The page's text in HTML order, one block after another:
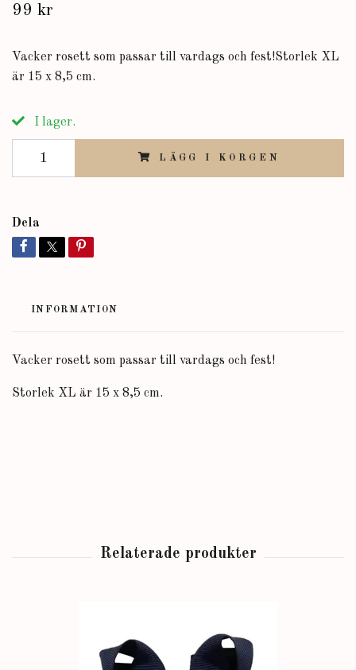
99 kr
Vacker rosett som passar till vardags och fest!Storlek XL
är 15 x 8,5 cm.
I lager.
LÄGG I KORGEN
Dela
INFORMATION
Vacker rosett som passar till vardags och fest!
Storlek XL är 15 x 8,5 cm.